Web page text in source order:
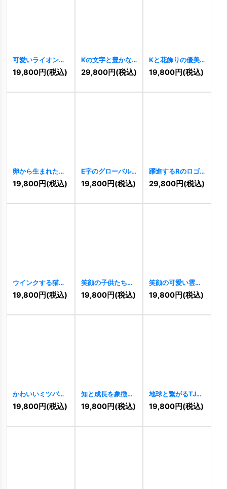
可愛いライオンの
キャラクターロゴ
9869 ]
19,800円(税込)
Kの文字と豊かな
果樹のロゴ
9855]
29,800円(税込)
Kと花飾りの優美
な筆記体ロゴ
9848 ]
19,800円(税込)
卵から生まれたヒ
ヨコのかわいいロ
ゴ [ 9839 ]
19,800円(税込)
E字のグローバル
エコロゴ [9835]
19,800円(税込)
躍進するRのロゴ
[9805]
29,800円(税込)
ウインクする猫と
パステル虹のかわ
いいロゴ
9784]
19,800円(税込)
笑顔の子供たちの
カラフルなロゴ
9777
19,800円(税込)
笑顔の可愛い雲の
ロゴ[9760]
19,800円(税込)
かわいいミツバチ
のキャラクターロ
ゴ [ 9755]
19,800円(税込)
知と成長を象徴す
るiの躍動ロゴ
9725
19,800円(税込)
地球と繋がるTJの
成長ロゴ[9732]
19,800円(税込)